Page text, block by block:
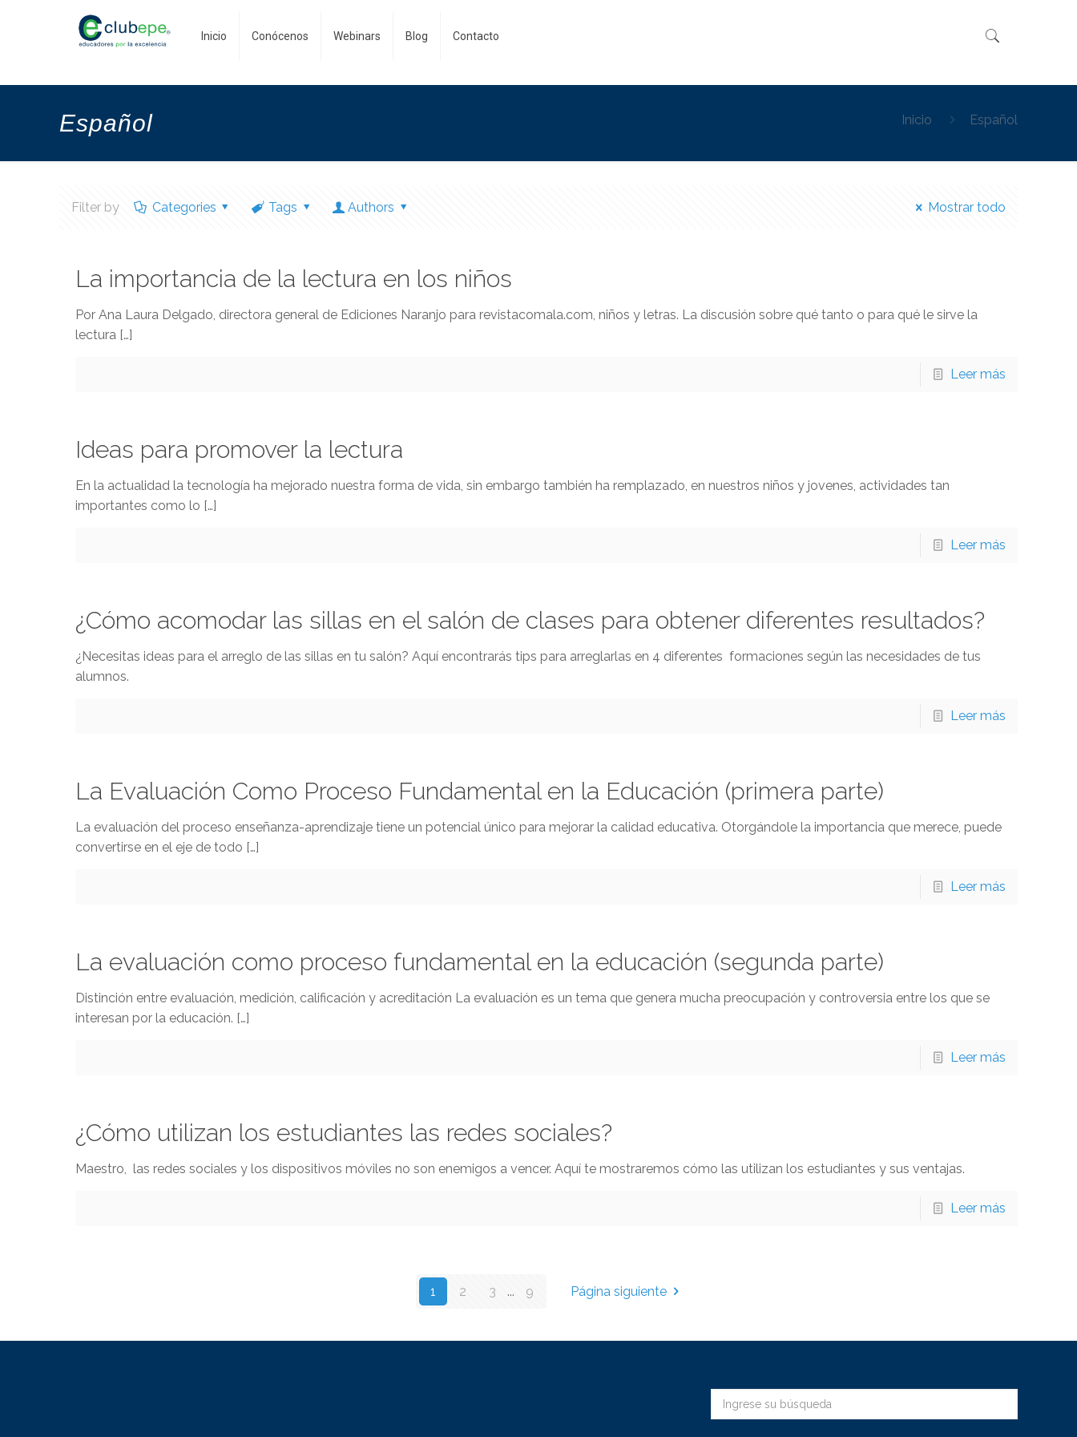
Inicio Conócenos Webinars Blog Contacto
Español Inicio Español
Filter by Categories Tags Authors Mostrar todo
La importancia de la lectura en los niños
Por Ana Laura Delgado, directora general de Ediciones Naranjo para revistacomala.com, niños y letras. La discusión sobre qué tanto o para qué le sirve la
lectura […]
Leer más
Ideas para promover la lectura
En la actualidad la tecnología ha mejorado nuestra forma de vida, sin embargo también ha remplazado, en nuestros niños y jovenes, actividades tan
importantes como lo […]
Leer más
¿Cómo acomodar las sillas en el salón de clases para obtener diferentes resultados?
¿Necesitas ideas para el arreglo de las sillas en tu salón? Aquí encontrarás tips para arreglarlas en 4 diferentes formaciones según las necesidades de tus
alumnos.
Leer más
La Evaluación Como Proceso Fundamental en la Educación (primera parte)
La evaluación del proceso enseñanza-aprendizaje tiene un potencial único para mejorar la calidad educativa. Otorgándole la importancia que merece, puede
convertirse en el eje de todo […]
Leer más
La evaluación como proceso fundamental en la educación (segunda parte)
Distinción entre evaluación, medición, calificación y acreditación La evaluación es un tema que genera mucha preocupación y controversia entre los que se
interesan por la educación. […]
Leer más
¿Cómo utilizan los estudiantes las redes sociales?
Maestro, las redes sociales y los dispositivos móviles no son enemigos a vencer. Aquí te mostraremos cómo las utilizan los estudiantes y sus ventajas.
Leer más
1 2 3 ... 9 Página siguiente